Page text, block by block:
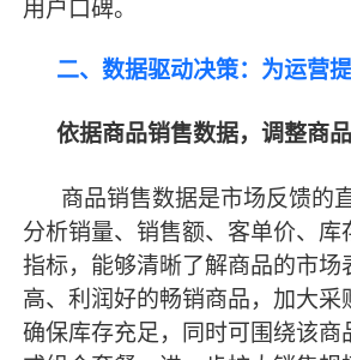
用户口碑。
二、数据驱动决策：为运营
依据商品销售数据，调整商
商品销售数据是市场反馈的
分析销量、销售额、客单价、库
指标，能够清晰了解商品的市场
高、利润好的畅销商品，加大采
确保库存充足，同时可围绕该商